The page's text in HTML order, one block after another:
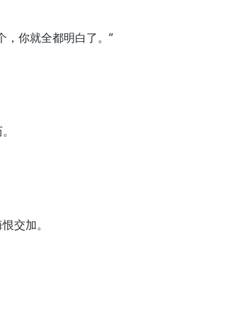
你就全都明白了。”
交加。